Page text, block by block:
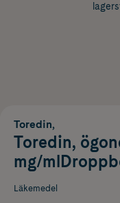
Toredin,
Toredin,
mg/
Läkemedel